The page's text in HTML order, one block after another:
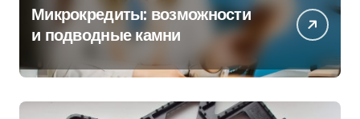
Микрокредиты: возможности
и подводные камни